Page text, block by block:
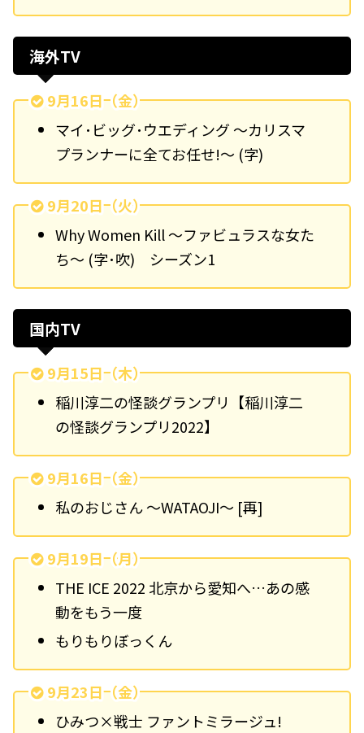
海外TV
9月16日（金）
マイ･ビッグ･ウエディング ～カリスマ
プランナーに全てお任せ!～ (字)
9月20日（火）
Why Women Kill 〜ファビュラスな女た
ち〜 (字･吹) シーズン1
国内TV
9月15日（木）
稲川淳二の怪談グランプリ【稲川淳二
の怪談グランプリ2022】
9月16日（金）
私のおじさん ～WATAOJI～ [再]
9月19日（月）
THE ICE 2022 北京から愛知へ…あの感
動をもう一度
もりもりぼっくん
9月23日（金）
ひみつ×戦士 ファントミラージュ!